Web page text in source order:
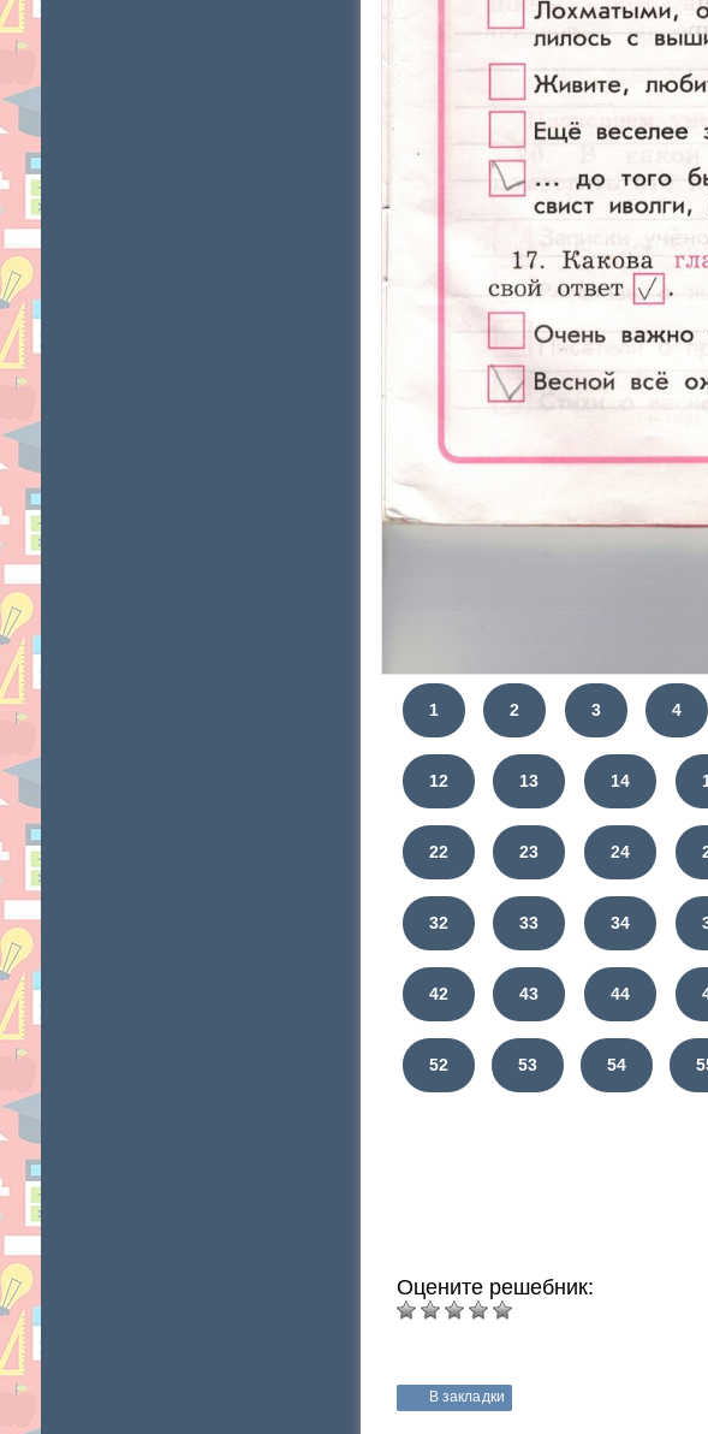
1 2 3 4
12 13 14
22 23 24
32 33 34
42 43 44
52 53 54
Оцените решебник:
В закладки